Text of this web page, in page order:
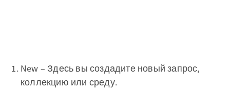
New – Здесь вы создадите новый запрос,
коллекцию или среду.